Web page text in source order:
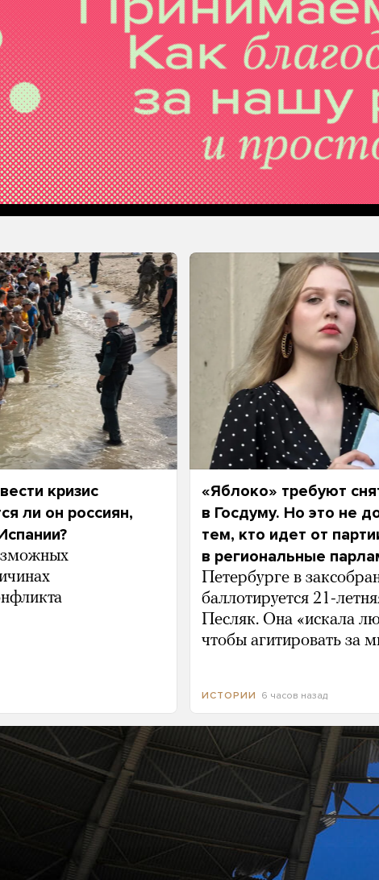
кризис
ли он россиян,
«Яблоко» требуют
в Госдуму. Но это не
тем, кто идет от
в региональные
Петербурге в
баллотируется 21-
Песляк. Она «искала
чтобы агитировать за
ИСТОРИИ 6 часов назад